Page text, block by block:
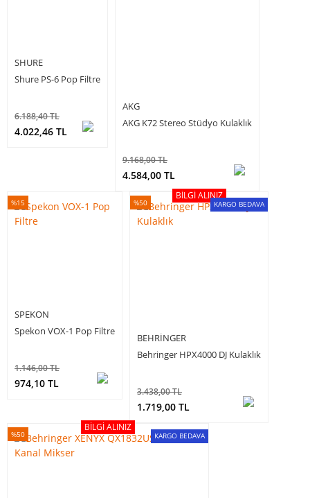
SHURE
Shure PS-6 Pop Filtre
6.188,40 TL
4.022,46 TL
AKG
AKG K72 Stereo Stüdyo Kulaklık
9.168,00 TL
4.584,00 TL
SPEKON
Spekon VOX-1 Pop Filtre
%15
1.146,00 TL
974,10 TL
KARGO BEDAVA
BILGI ALINIZ
BEHRINGER
Behringer HPX4000 DJ Kulaklık
%50
3.438,00 TL
1.719,00 TL
KARGO BEDAVA
BILGI ALINIZ
%50